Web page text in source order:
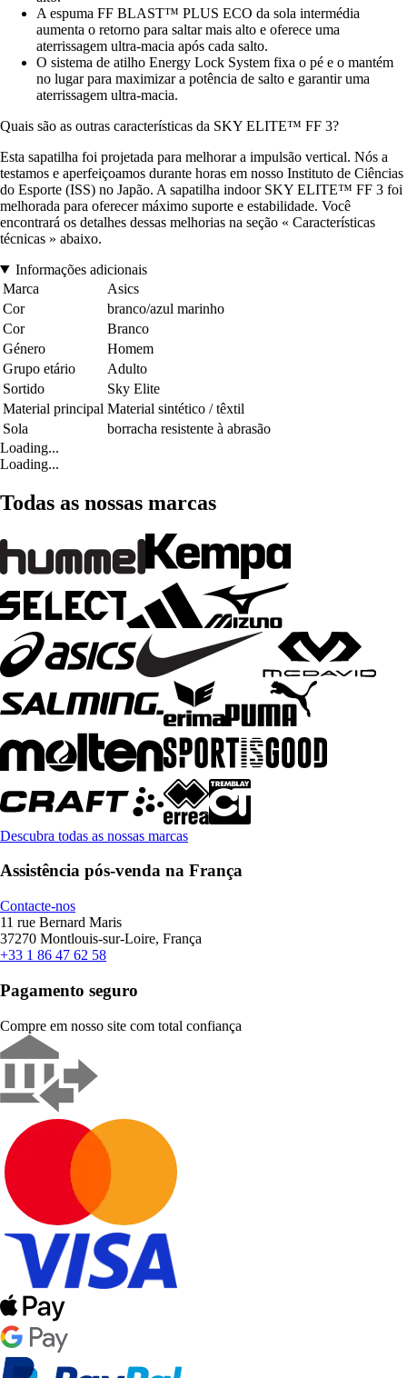
A espuma FF BLAST™ PLUS ECO da sola intermédia
aumenta o retorno para saltar mais alto e oferece uma
aterrissagem ultra-macia após cada salto.
O sistema de atilho Energy Lock System fixa o pé e o mantém
no lugar para maximizar a potência de salto e garantir uma
aterrissagem ultra-macia.
Quais são as outras características da SKY ELITE™ FF 3?
Esta sapatilha foi projetada para melhorar a impulsão vertical. Nós a
testamos e aperfeiçoamos durante horas em nosso Instituto de Ciências
do Esporte (ISS) no Japão. A sapatilha indoor SKY ELITE™ FF 3 foi
melhorada para oferecer máximo suporte e estabilidade. Você
encontrará os detalhes dessas melhorias na seção « Características
técnicas » abaixo.
Informações adicionais
Marca
Asics
Cor
branco/azul marinho
Cor
Branco
Género
Homem
Grupo etário
Adulto
Sortido
Sky Elite
Material principal Material sintético / têxtil
Sola
borracha resistente à abrasão
Loading...
Loading...
Todas as nossas marcas
Descubra todas as nossas marcas
Assistência pós-venda na França
Contacte-nos
11 rue Bernard Maris
37270 Montlouis-sur-Loire, França
+33 1 86 47 62 58
Pagamento seguro
Compre em nosso site com total confiança